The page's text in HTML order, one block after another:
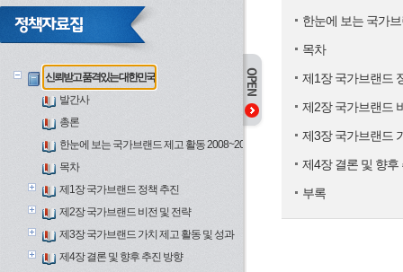
신뢰받고 품격있는 대한민국
발간사
총론
한눈에 보는 국가브랜드 제고 활동 2008~2012
목차
제1장 국가브랜드 정책 추진
제2장 국가브랜드 비전 및 전략
제3장 국가브랜드 가치 제고 활동 및 성과
제4장 결론 및 향후 추진 방향
한눈에 보는 국가
목차
제1장 국가브랜드
제2장 국가브랜드
제3장 국가브랜드
제4장 결론 및 향후
부록